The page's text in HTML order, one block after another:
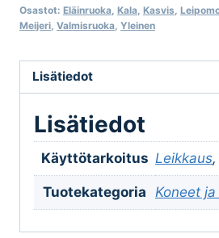
Osastot: Eläinruoka Kala Kasvis
Meijeri Valmisruoka Yleinen
Lisätiedot
Lisätiedot
Käyttötarkoitus Leikkaus,
Tuotekategoria Koneet